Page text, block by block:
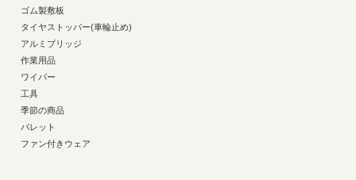
ゴム製敷板
タイヤストッパー(車輪止め)
アルミブリッジ
作業用品
ワイパー
工具
季節の商品
パレット
ファン付きウェア